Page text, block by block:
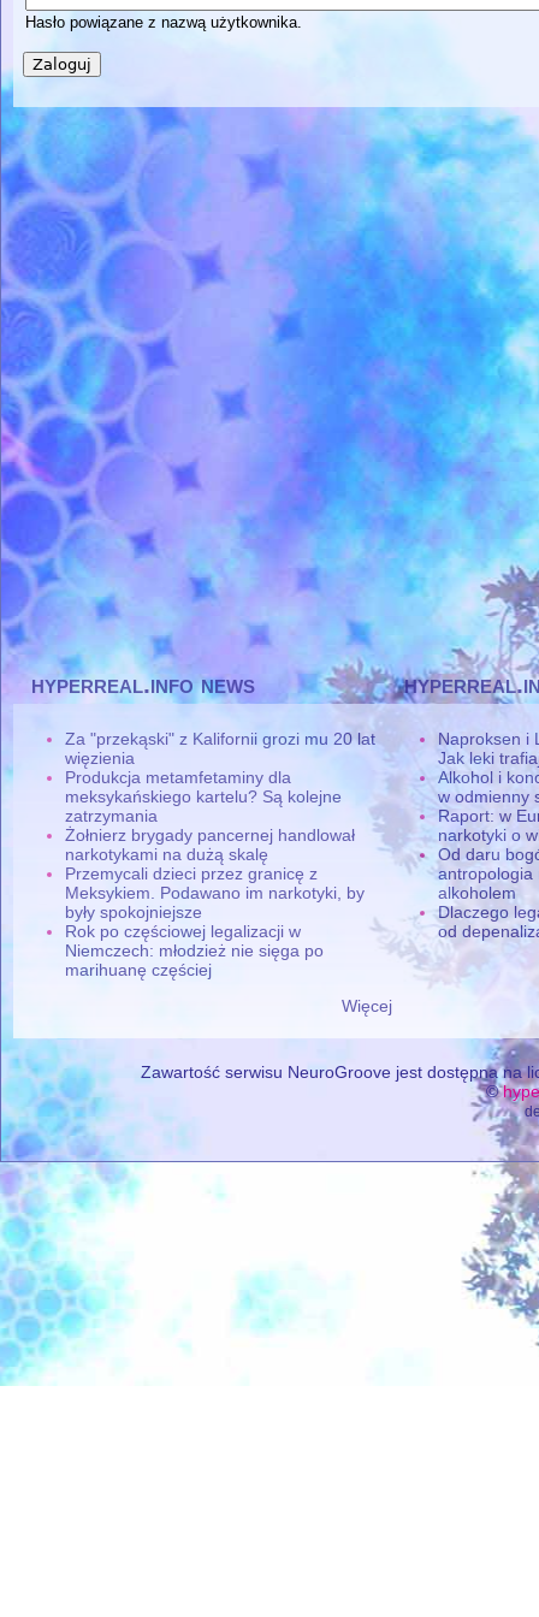
Hasło powiązane z nazwą użytkownika.
hyperreal.info news
Za "przekąski" z Kalifornii grozi mu 20 lat
więzienia
Produkcja metamfetaminy dla
meksykańskiego kartelu? Są kolejne
zatrzymania
Żołnierz brygady pancernej handlował
narkotykami na dużą skalę
Przemycali dzieci przez granicę z
Meksykiem. Podawano im narkotyki, by
były spokojniejsze
Rok po częściowej legalizacji w
Niemczech: młodzież nie sięga po
marihuanę częściej
Więcej
Naproksen i
Jak leki
Alkohol i
w odmienny
Raport: w
narkotyki o
Od daru
antropologia
alkoholem
Dlaczego
od
Zawartość serwisu NeuroGroove jest dostępna na
©